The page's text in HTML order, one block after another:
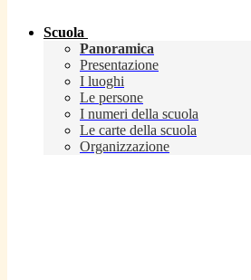
Scuola
Panoramica
Presentazione
I luoghi
Le persone
I numeri della scuola
Le carte della scuola
Organizzazione